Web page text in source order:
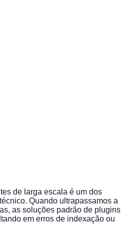
de larga escala é um dos
Quando ultrapassamos a
as soluções padrão de plugins
em erros de indexação ou